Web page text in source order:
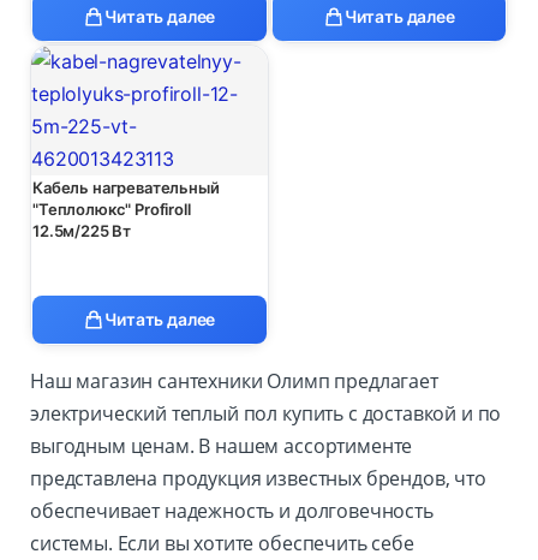
Читать далее Читать далее
Кабель нагревательный
"Теплолюкс" Profiroll
12.5м/225 Вт
Читать далее
Наш магазин сантехники Олимп предлагает
электрический теплый пол купить с доставкой и по
выгодным ценам. В нашем ассортименте
представлена продукция известных брендов, что
обеспечивает надежность и долговечность
системы. Если вы хотите обеспечить себе